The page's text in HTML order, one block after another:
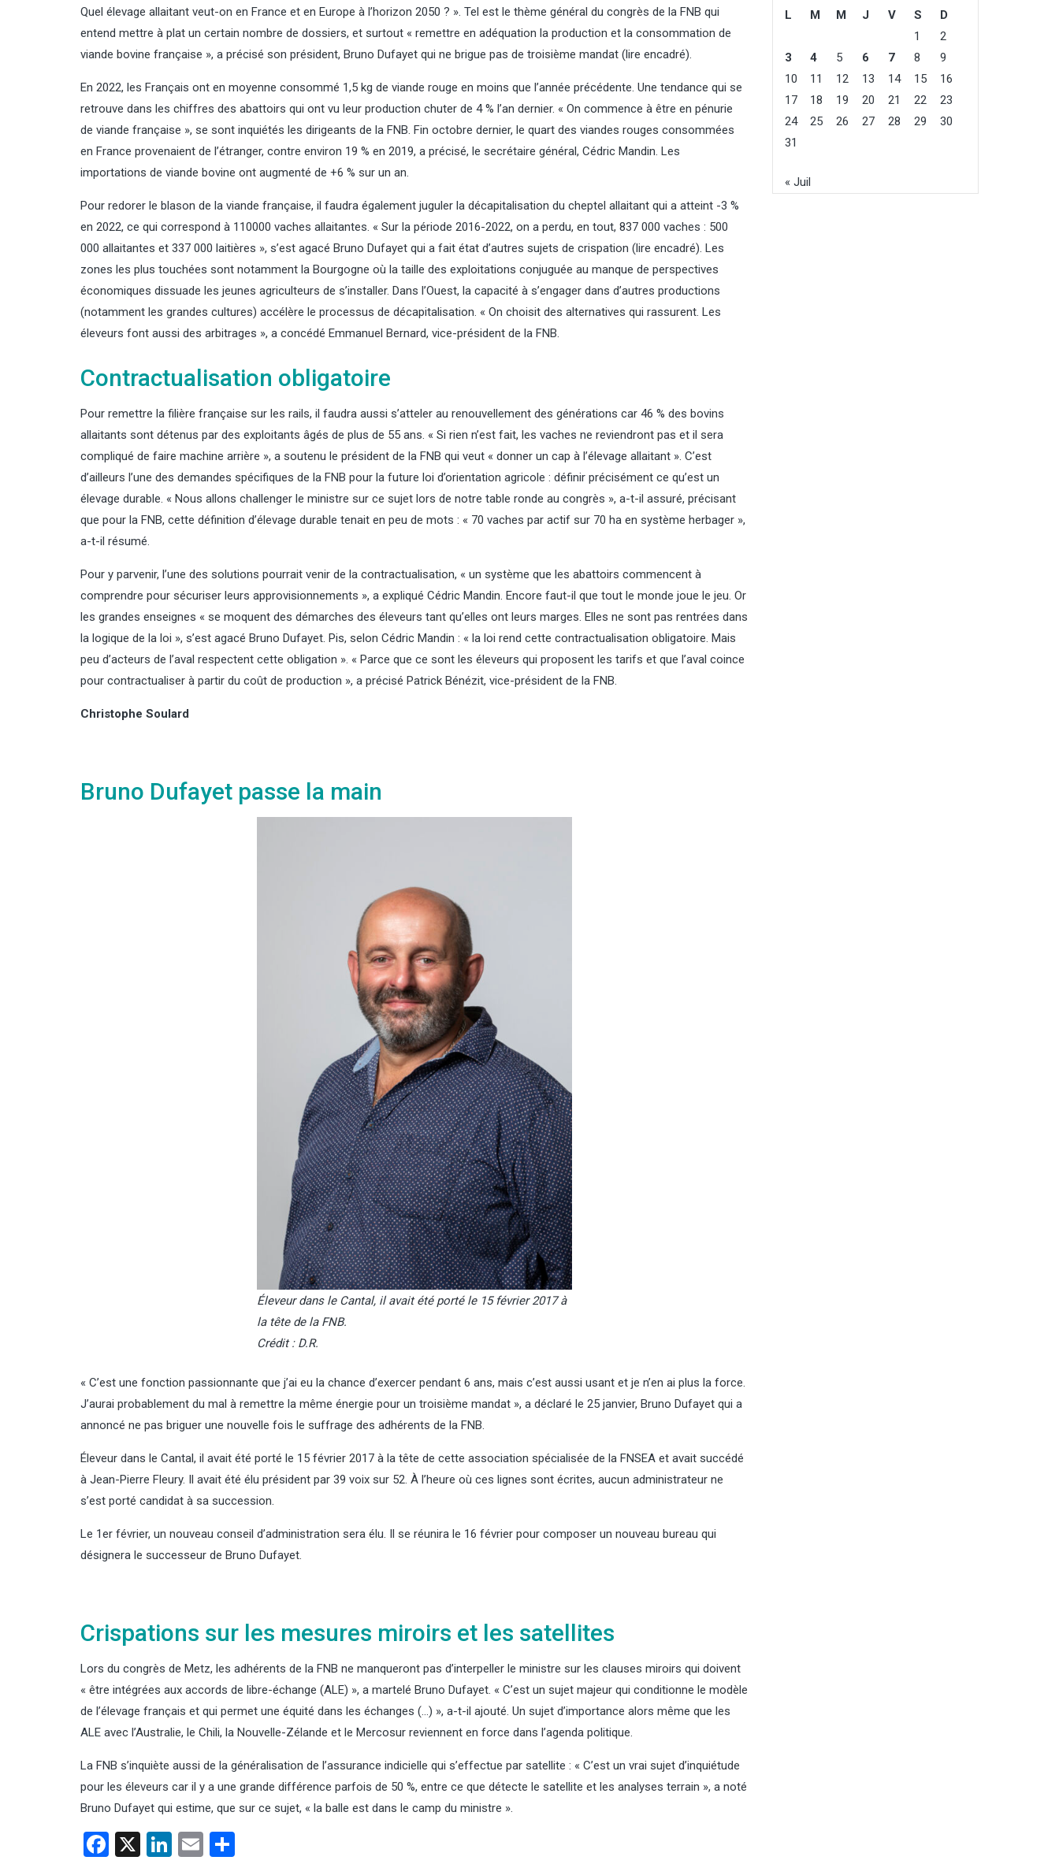
Quel élevage allaitant veut-on en France et en Europe à l’horizon 2050 ? ». Tel est le thème général du congrès de la FNB qui
entend mettre à plat un certain nombre de dossiers, et surtout « remettre en adéquation la production et la consommation de
viande bovine française », a précisé son président, Bruno Dufayet qui ne brigue pas de troisième mandat (lire encadré).
En 2022, les Français ont en moyenne consommé 1,5 kg de viande rouge en moins que l’année précédente. Une tendance qui se
retrouve dans les chiffres des abattoirs qui ont vu leur production chuter de 4 % l’an dernier. « On commence à être en pénurie
de viande française », se sont inquiétés les dirigeants de la FNB. Fin octobre dernier, le quart des viandes rouges consommées
en France provenaient de l’étranger, contre environ 19 % en 2019, a précisé, le secrétaire général, Cédric Mandin. Les
importations de viande bovine ont augmenté de +6 % sur un an.
Pour redorer le blason de la viande française, il faudra également juguler la décapitalisation du cheptel allaitant qui a atteint -3 %
en 2022, ce qui correspond à 110000 vaches allaitantes. « Sur la période 2016-2022, on a perdu, en tout, 837 000 vaches : 500
000 allaitantes et 337 000 laitières », s’est agacé Bruno Dufayet qui a fait état d’autres sujets de crispation (lire encadré). Les
zones les plus touchées sont notamment la Bourgogne où la taille des exploitations conjuguée au manque de perspectives
économiques dissuade les jeunes agriculteurs de s’installer. Dans l’Ouest, la capacité à s’engager dans d’autres productions
(notamment les grandes cultures) accélère le processus de décapitalisation. « On choisit des alternatives qui rassurent. Les
éleveurs font aussi des arbitrages », a concédé Emmanuel Bernard, vice-président de la FNB.
Contractualisation obligatoire
Pour remettre la filière française sur les rails, il faudra aussi s’atteler au renouvellement des générations car 46 % des bovins
allaitants sont détenus par des exploitants âgés de plus de 55 ans. « Si rien n’est fait, les vaches ne reviendront pas et il sera
compliqué de faire machine arrière », a soutenu le président de la FNB qui veut « donner un cap à l’élevage allaitant ». C’est
d’ailleurs l’une des demandes spécifiques de la FNB pour la future loi d’orientation agricole : définir précisément ce qu’est un
élevage durable. « Nous allons challenger le ministre sur ce sujet lors de notre table ronde au congrès », a-t-il assuré, précisant
que pour la FNB, cette définition d’élevage durable tenait en peu de mots : « 70 vaches par actif sur 70 ha en système herbager »,
a-t-il résumé.
Pour y parvenir, l’une des solutions pourrait venir de la contractualisation, « un système que les abattoirs commencent à
comprendre pour sécuriser leurs approvisionnements », a expliqué Cédric Mandin. Encore faut-il que tout le monde joue le jeu. Or
les grandes enseignes « se moquent des démarches des éleveurs tant qu’elles ont leurs marges. Elles ne sont pas rentrées dans
la logique de la loi », s’est agacé Bruno Dufayet. Pis, selon Cédric Mandin : « la loi rend cette contractualisation obligatoire. Mais
peu d’acteurs de l’aval respectent cette obligation ». « Parce que ce sont les éleveurs qui proposent les tarifs et que l’aval coince
pour contractualiser à partir du coût de production », a précisé Patrick Bénézit, vice-président de la FNB.
Christophe Soulard
Bruno Dufayet passe la main
Éleveur dans le Cantal, il avait été porté le 15 février 2017 à
la tête de la FNB.
Crédit : D.R.
« C’est une fonction passionnante que j’ai eu la chance d’exercer pendant 6 ans, mais c’est aussi usant et je n’en ai plus la force.
J’aurai probablement du mal à remettre la même énergie pour un troisième mandat », a déclaré le 25 janvier, Bruno Dufayet qui a
annoncé ne pas briguer une nouvelle fois le suffrage des adhérents de la FNB.
Éleveur dans le Cantal, il avait été porté le 15 février 2017 à la tête de cette association spécialisée de la FNSEA et avait succédé
à Jean-Pierre Fleury. Il avait été élu président par 39 voix sur 52. À l’heure où ces lignes sont écrites, aucun administrateur ne
s’est porté candidat à sa succession.
Le 1er février, un nouveau conseil d’administration sera élu. Il se réunira le 16 février pour composer un nouveau bureau qui
désignera le successeur de Bruno Dufayet.
Crispations sur les mesures miroirs et les satellites
Lors du congrès de Metz, les adhérents de la FNB ne manqueront pas d’interpeller le ministre sur les clauses miroirs qui doivent
« être intégrées aux accords de libre-échange (ALE) », a martelé Bruno Dufayet. « C’est un sujet majeur qui conditionne le modèle
de l’élevage français et qui permet une équité dans les échanges (…) », a-t-il ajouté. Un sujet d’importance alors même que les
ALE avec l’Australie, le Chili, la Nouvelle-Zélande et le Mercosur reviennent en force dans l’agenda politique.
La FNB s’inquiète aussi de la généralisation de l’assurance indicielle qui s’effectue par satellite : « C’est un vrai sujet d’inquiétude
pour les éleveurs car il y a une grande différence parfois de 50 %, entre ce que détecte le satellite et les analyses terrain », a noté
Bruno Dufayet qui estime, que sur ce sujet, « la balle est dans le camp du ministre ».
Facebook
X LinkedIn
Email
L
M M J V S
D
1
2
3
4 5 6 7 8
9
10
11 12 13 14 15
16
17
18 19 20 21 22
23
24
25 26 27 28 29
30
31
« Juil